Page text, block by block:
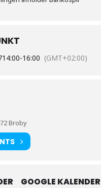
14:00-16:00 (GMT+02:00)
Broby
GOOGLE KALENDER